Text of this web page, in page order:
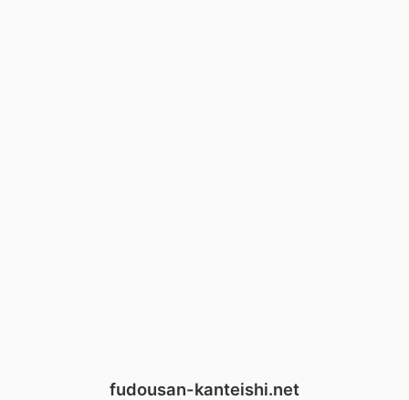
fudousan-kanteishi.net